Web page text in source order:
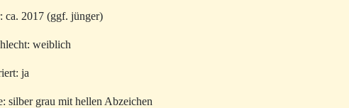
ca. 2017 (ggf. jünger)
weiblich
ja
silber grau mit hellen Abzeichen